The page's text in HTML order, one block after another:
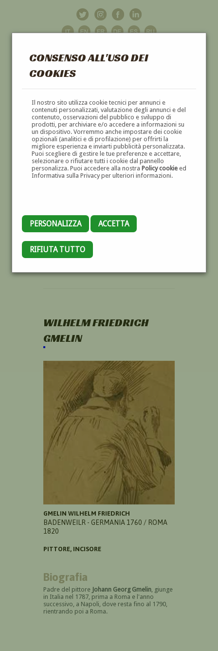
CONSENSO ALL'USO DEI
COOKIES
Il nostro sito utilizza cookie tecnici per annunci e
contenuti personalizzati, valutazione degli annunci e del
contenuto, osservazioni del pubblico e sviluppo di
prodotti, per archiviare e/o accedere a informazioni su
un dispositivo. Vorremmo anche impostare dei cookie
opzionali (analitici e di profilazione) per offrirti la
migliore esperienza e inviarti pubblicità personalizzata.
Puoi scegliere di gestire le tue preferenze e accettare,
selezionare o rifiutare tutti i cookie dal pannello
personalizza. Puoi accedere alla nostra Policy cookieed
Informativa sulla Privacy per ulteriori informazioni.
PERSONALIZZA ACCETTA
RIFIUTA TUTTO
GALLERIAD'ARTE
DIPINTI E SCULTURE '800 E '900
WILHELM FRIEDRICH
GMELIN
GMELIN WILHELM FRIEDRICH
BADENWEILR - GERMANIA 1760 / ROMA
1820
PITTORE, INCISORE
Biografia
Padre del pittore Johann Georg Gmelin, giunge
in Italia nel 1787, prima a Roma e l'anno
successivo, a Napoli, dove resta fino al 1790,
rientrando poi a Roma.